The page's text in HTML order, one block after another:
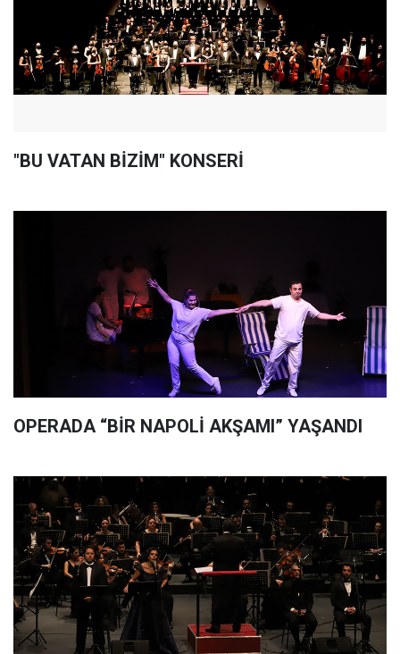
"BU VATAN BİZİM" KONSERİ
OPERADA “BİR NAPOLİ AKŞAMI” YAŞANDI